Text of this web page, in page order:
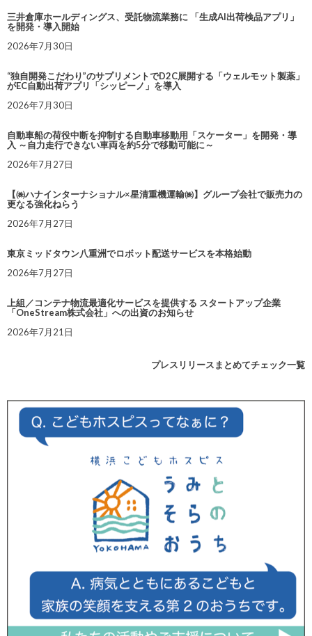
三井倉庫ホールディングス、受託物流業務に 「生成AI出荷検品アプリ」
を開発・導入開始
2026年7月30日
“独自開発こだわり”のサプリメントでD2C展開する「ウェルモット製薬」
がEC自動出荷アプリ「シッピーノ」を導入
2026年7月30日
自動車船の荷役中断を抑制する自動車移動用「スケーター」を開発・導
入 ～自力走行できない車両を約5分で移動可能に～
2026年7月27日
【㈱ハナインターナショナル×星清重機運輸㈱】グループ会社で販売力の
更なる強化ねらう
2026年7月27日
東京ミッドタウン八重洲でロボット配送サービスを本格始動
2026年7月27日
上組／コンテナ物流最適化サービスを提供する スタートアップ企業
「OneStream株式会社」への出資のお知らせ
2026年7月21日
プレスリリースまとめてチェック一覧